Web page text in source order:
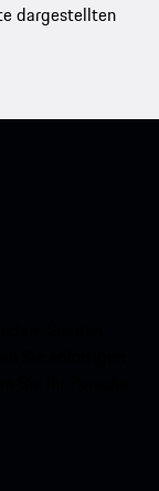
dargestellten